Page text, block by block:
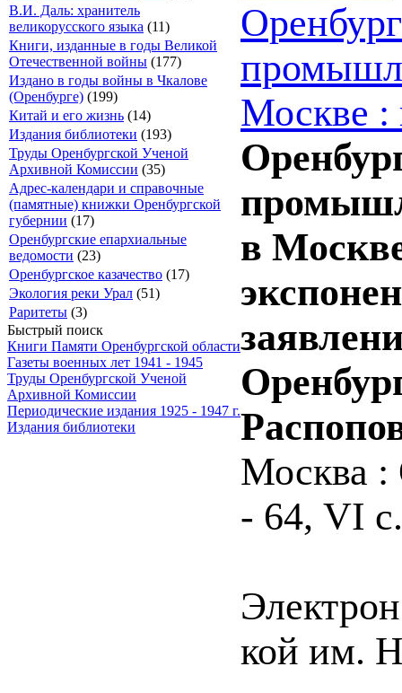
В.И. Даль: хранитель
великорусского языка (11)
Книги, изданные в годы Великой
Отечественной войны (177)
Издано в годы войны в Чкалове
(Оренбурге) (199)
Китай и его жизнь (14)
Издания библиотеки (193)
Труды Оренбургской Ученой
Архивной Комиссии (35)
Адрес-календари и справочные
(памятные) книжки Оренбургской
губернии (17)
Оренбургские епархиальные
ведомости (23)
Оренбургское казачество (17)
Экология реки Урал (51)
Раритеты (3)
Быстрый поиск
Книги Памяти Оренбургской области
Газеты военных лет 1941 - 1945
Труды Оренбургской Ученой
Архивной Комиссии
Периодические издания 1925 - 1947 г.
Издания библиотеки
Москве :
в
Москва :
- 64, VI с.
кой им.